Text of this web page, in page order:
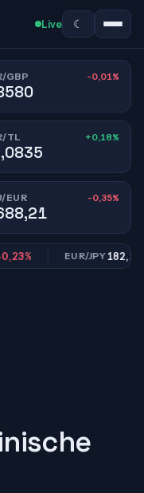
Live ☾
GBP -0,01%
TL +0,18%
EUR -0,35%
EUR/JPY182,13-